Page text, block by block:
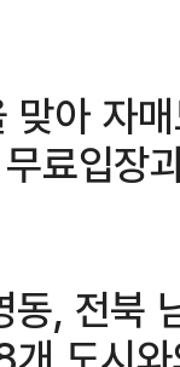
맞아 자
료입장
, 전북